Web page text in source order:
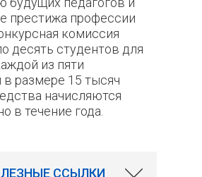
престижа профессии
комиссия
десять студентов для
из пяти
в размере 15 тысяч
начисляются
в течение года.
ССЫЛКИ